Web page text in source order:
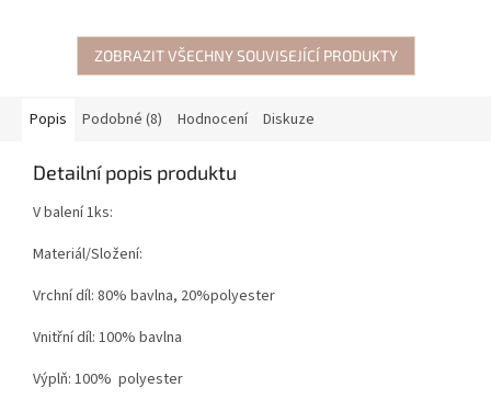
ZOBRAZIT VŠECHNY SOUVISEJÍCÍ PRODUKTY
Popis Podobné (8) Hodnocení Diskuze
Detailní popis produktu
V balení 1ks:
Materiál/Složení:
Vrchní díl: 80% bavlna, 20%polyester
Vnitřní díl: 100% bavlna
Výplň: 100% polyester